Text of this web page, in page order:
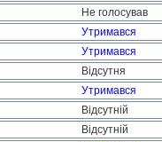
Не голосував
Утримався
Утримався
Відсутня
Утримався
Відсутній
Відсутній